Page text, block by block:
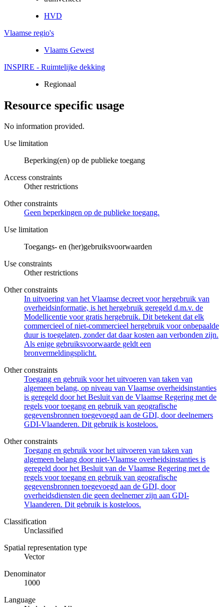
HVD
Vlaamse regio's
Vlaams Gewest
INSPIRE - Ruimtelijke dekking
Regionaal
Resource specific usage
No information provided.
Use limitation
Beperking(en) op de publieke toegang
Access constraints
Other restrictions
Other constraints
Geen beperkingen op de publieke toegang.
Use limitation
Toegangs- en (her)gebruiksvoorwaarden
Use constraints
Other restrictions
Other constraints
In uitvoering van het Vlaamse decreet voor hergebruik van
overheidsinformatie, is het hergebruik geregeld d.m.v. de
Modellicentie voor gratis hergebruik. Dit betekent dat elk
commercieel of niet-commercieel hergebruik voor onbepaalde
duur is toegelaten, zonder dat daar kosten aan verbonden zijn.
Als enige gebruiksvoorwaarde geldt een
bronvermeldingsplicht.
Other constraints
Toegang en gebruik voor het uitvoeren van taken van
algemeen belang, op niveau van Vlaamse overheidsinstanties
is geregeld door het Besluit van de Vlaamse Regering met de
regels voor toegang en gebruik van geografische
gegevensbronnen toegevoegd aan de GDI, door deelnemers
GDI-Vlaanderen. Dit gebruik is kosteloos.
Other constraints
Toegang en gebruik voor het uitvoeren van taken van
algemeen belang door niet-Vlaamse overheidsinstanties is
geregeld door het Besluit van de Vlaamse Regering met de
regels voor toegang en gebruik van geografische
gegevensbronnen toegevoegd aan de GDI, door
overheidsdiensten die geen deelnemer zijn aan GDI-
Vlaanderen. Dit gebruik is kosteloos.
Classification
Unclassified
Spatial representation type
Vector
Denominator
1000
Language